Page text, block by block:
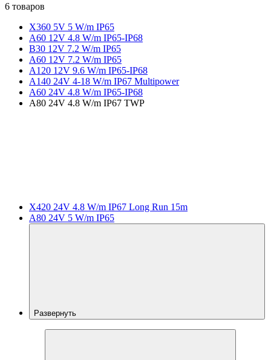
6 товаров
X360 5V 5 W/m IP65
A60 12V 4.8 W/m IP65-IP68
B30 12V 7.2 W/m IP65
A60 12V 7.2 W/m IP65
A120 12V 9.6 W/m IP65-IP68
A140 24V 4-18 W/m IP67 Multipower
A60 24V 4.8 W/m IP65-IP68
A80 24V 4.8 W/m IP67 TWP
X420 24V 4.8 W/m IP67 Long Run 15m
A80 24V 5 W/m IP65
Развернуть